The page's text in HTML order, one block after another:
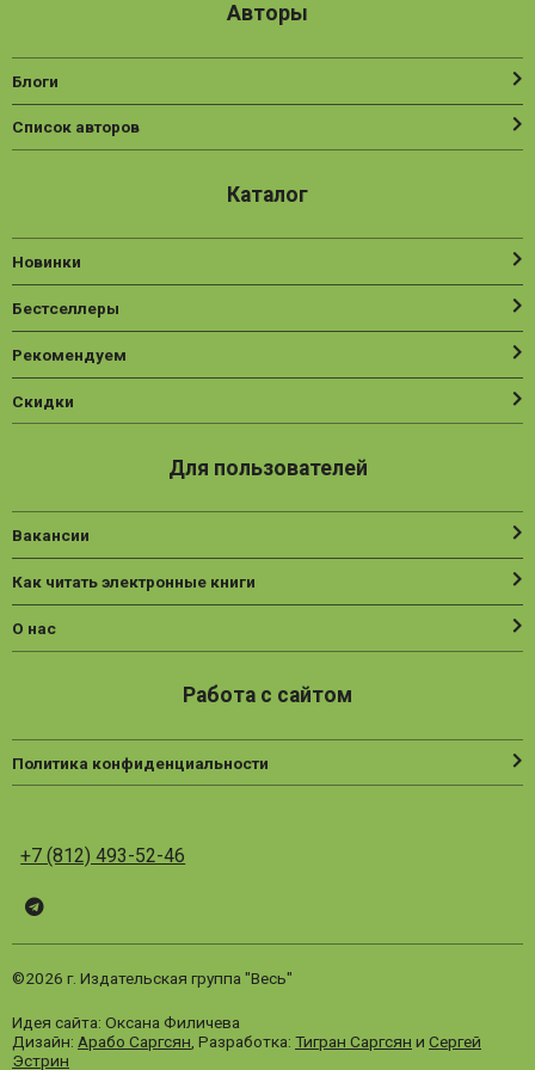
Авторы
Блоги
Список авторов
Каталог
Новинки
Бестселлеры
Рекомендуем
Скидки
Для пользователей
Вакансии
Как читать электронные книги
О нас
Работа с сайтом
Политика конфиденциальности
+7 (812) 493-52-46
Telegram
©2026 г. Издательская группа "Весь"
Идея сайта: Оксана Филичева
Дизайн: Арабо Саргсян , Разработка: Тигран Саргсян и Сергей
Эстрин